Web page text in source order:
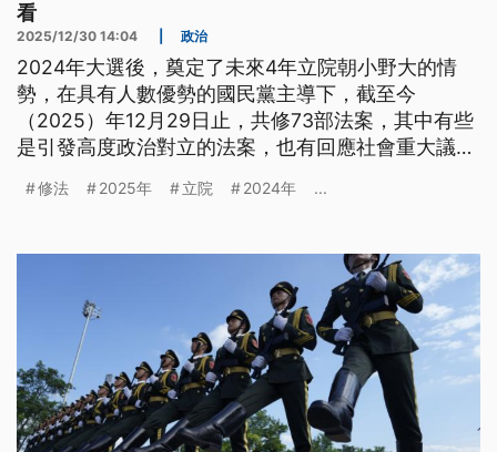
看
2025/12/30 14:04 政治
2024年大選後，奠定了未來4年立院朝小野大的情
勢，在具有人數優勢的國民黨主導下，截至今
（2025）年12月29日止，共修73部法案，其中有些
是引發高度政治對立的法案，也有回應社會重大議
後是怎麼通過的？回應了哪些民意？
修法 2025年 立院 2024年 ...